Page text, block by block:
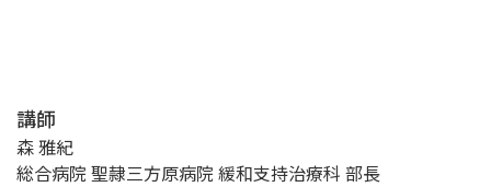
講師
森 雅紀
総合病院 聖隷三方原病院 緩和支持治療科 部長